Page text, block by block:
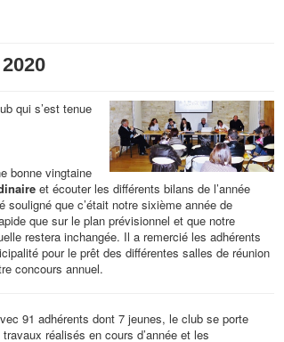
qui s’est tenue
bonne vingtaine
et écouter les différents bilans de l’année
que c’était notre sixième année de
que sur le plan prévisionnel et que notre
restera inchangée. Il a remercié les adhérents
pour le prêt des différentes salles de réunion
concours annuel.
91 adhérents dont 7 jeunes, le club se porte
réalisés en cours d’année et les